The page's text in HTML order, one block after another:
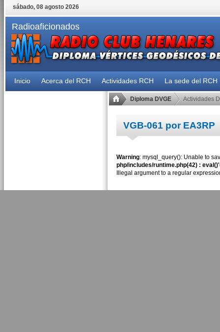
sábado, 08 agosto 2026
Radioaficionados
Inicio Acerca del RCH Actividades RCH La sede del RCH
Diploma DVGE Actividades
VGB-061 por EA3RP
Warning: mysql_query(): Unable to
php/includes/runtime.php(42) :
Illegal argument to a regular